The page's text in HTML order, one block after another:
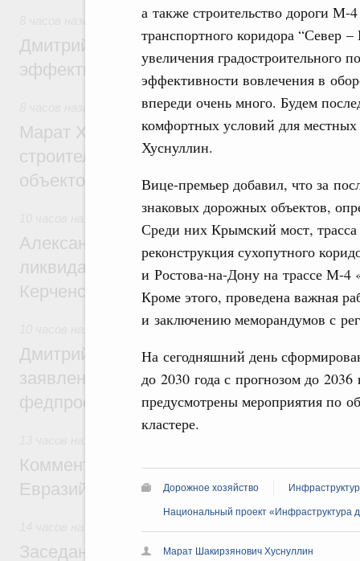
а также строительство дороги
транспортного коридора “Север
увеличения градостроительного
эффективности вовлечения в
впереди очень много. Будем
комфортных условий для
Хуснуллин.
Вице-премьер добавил, что за
знаковых дорожных объектов,
Среди них Крымский мост,
реконструкция сухопутного
и Ростова-на-Дону на трассе М-4
Кроме этого, проведена важная
и заключению меморандумов с
На сегодняшний день
до 2030 года с прогнозом до
предусмотрены мероприятия по
кластере.
Дорожное хозяйство
Национальный проект «Инфраструктура
Марат Шакирзянович Хуснуллин
Развитие сельских территорий
Дмитрий Патрушев: Синхронизация
эффективность поддержки сельских
Экономика городов. Городская среда
Марат Хуснуллин: «Единый заказчик»
строительство и реконструкцию более
объектов
Чрезвычайные ситуации и ликвидация их
Александр Козлов провёл заседание
ликвидации последствий чрезвычайной
Керченском проливе
Среднее профессиональное образование
Дмитрий Чернышенко: Установлен
заявлений от абитуриентов колледжей и
федпроекта «Профессионалитет»
Комментарий Алексея Оверчука по
Евразийского межправительственного
Заседание Евразийского